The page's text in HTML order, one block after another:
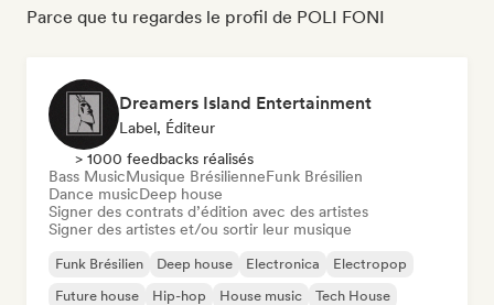
Parce que tu regardes le profil de POLI FONI
Dreamers Island Entertainment
Label, Éditeur
> 1000 feedbacks réalisés
Bass MusicMusique BrésilienneFunk Brésilien
Dance musicDeep house
Signer des contrats d’édition avec des artistes
Signer des artistes et/ou sortir leur musique
Funk Brésilien Deep house Electronica
Electropop
Future house
Hip-hop House music Tech House